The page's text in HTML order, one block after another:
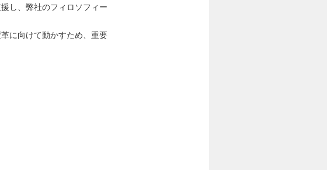
し、弊社のフィロソフィー
に向けて動かすため、重要